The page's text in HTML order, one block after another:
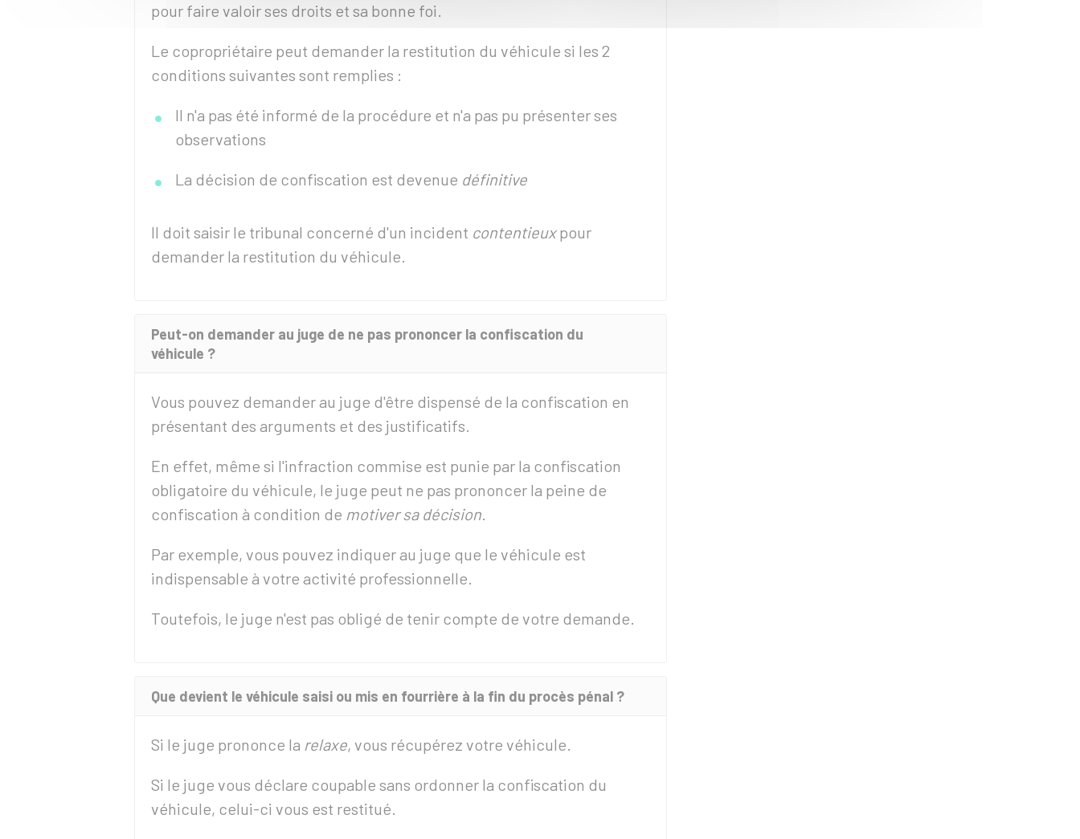
pour faire valoir ses droits et sa bonne foi.
Le copropriétaire peut demander la restitution du véhicule si les 2
conditions suivantes sont remplies :
Il n'a pas été informé de la procédure et n'a pas pu présenter ses
observations
La décision de confiscation est devenue définitive
Il doit saisir le tribunal concerné d'un incident contentieuxpour
demander la restitution du véhicule.
Peut-on demander au juge de ne pas prononcer la confiscation du
véhicule ?
Vous pouvez demander au juge d'être dispensé de la confiscation en
présentant des arguments et des justificatifs.
En effet, même si l'infraction commise est punie par la confiscation
obligatoire du véhicule, le juge peut ne pas prononcer la peine de
confiscation à condition de motiver sa décision.
Par exemple, vous pouvez indiquer au juge que le véhicule est
indispensable à votre activité professionnelle.
Toutefois, le juge n'est pas obligé de tenir compte de votre demande.
Que devient le véhicule saisi ou mis en fourrière à la fin du procès pénal ?
Si le juge prononce la relaxe, vous récupérez votre véhicule.
Si le juge vous déclare coupable sans ordonner la confiscation du
véhicule, celui-ci vous est restitué.